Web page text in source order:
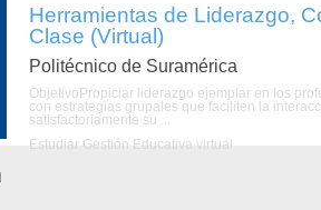
Herramientas de Liderazgo,
Clase (Virtual)
Politécnico de Suramérica
ObjetivoPropiciar liderazgo ejemplar en los
con estrategias grupales que faciliten la
satisfactoriamente su ...
Estudiar Gestión Educativa virtual